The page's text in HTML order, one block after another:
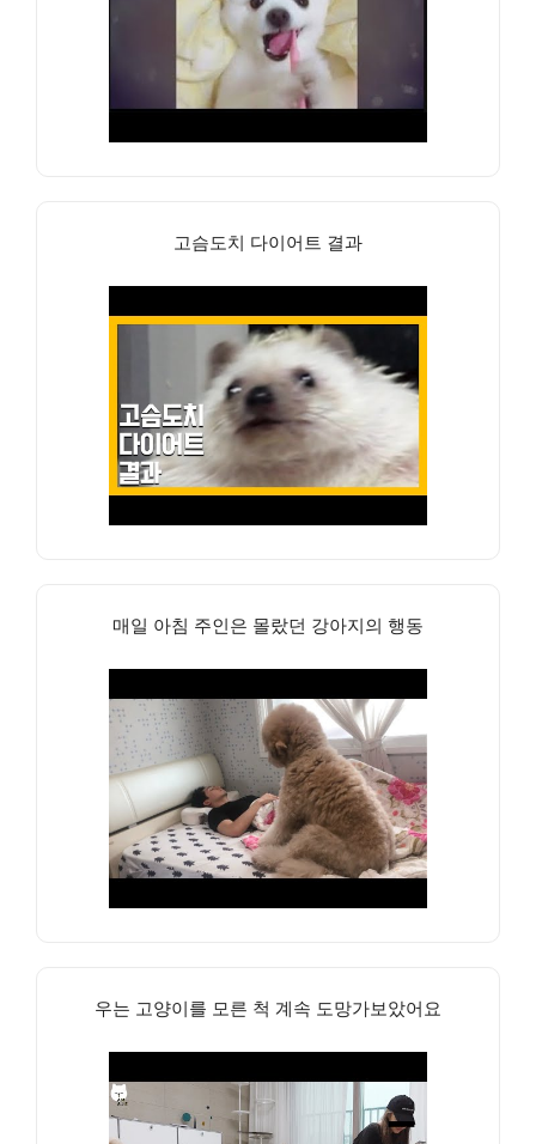
고슴도치 다이어트 결과
매일 아침 주인은 몰랐던 강아지의 행동
우는 고양이를 모른 척 계속 도망가보았어요